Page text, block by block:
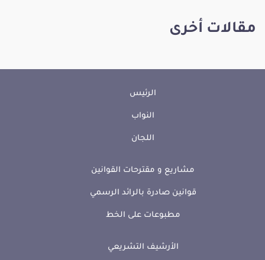
مقالات أخرى
الرئيس
النواب
اللجان
مشاريع و مقترحات القوانين
قوانين صادرة بالرائد الرسمي
مطبوعات على الخط
الأرشيف التشريعي